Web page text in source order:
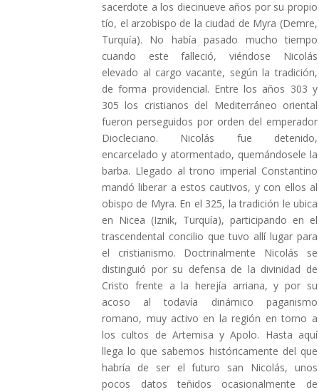
sacerdote a los diecinueve años por su propio
tío, el arzobispo de la ciudad de Myra (Demre,
Turquía). No había pasado mucho tiempo
cuando este falleció, viéndose Nicolás
elevado al cargo vacante, según la tradición,
de forma providencial. Entre los años 303 y
305 los cristianos del Mediterráneo oriental
fueron perseguidos por orden del emperador
Diocleciano. Nicolás fue detenido,
encarcelado y atormentado, quemándosele la
barba. Llegado al trono imperial Constantino
mandó liberar a estos cautivos, y con ellos al
obispo de Myra. En el 325, la tradición le ubica
en Nicea (Iznik, Turquía), participando en el
trascendental concilio que tuvo allí lugar para
el cristianismo. Doctrinalmente Nicolás se
distinguió por su defensa de la divinidad de
Cristo frente a la herejía arriana, y por su
acoso al todavía dinámico paganismo
romano, muy activo en la región en torno a
los cultos de Artemisa y Apolo. Hasta aquí
llega lo que sabemos históricamente del que
habría de ser el futuro san Nicolás, unos
pocos datos teñidos ocasionalmente de